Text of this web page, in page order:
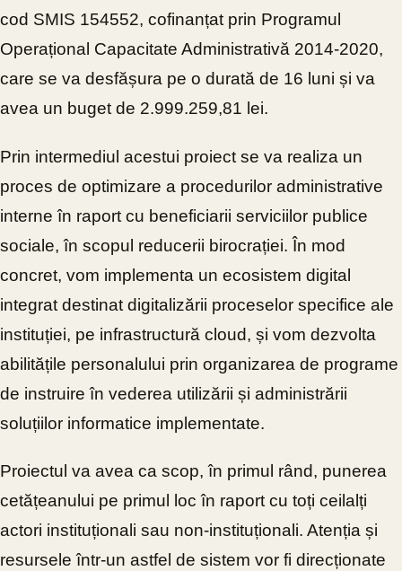
cod SMIS 154552, cofinanțat prin Programul
Operațional Capacitate Administrativă 2014-2020,
care se va desfășura pe o durată de 16 luni și va
avea un buget de 2.999.259,81 lei.
Prin intermediul acestui proiect se va realiza un
proces de optimizare a procedurilor administrative
interne în raport cu beneficiarii serviciilor publice
sociale, în scopul reducerii birocrației. În mod
concret, vom implementa un ecosistem digital
integrat destinat digitalizării proceselor specifice ale
instituției, pe infrastructură cloud, și vom dezvolta
abilitățile personalului prin organizarea de programe
de instruire în vederea utilizării și administrării
soluțiilor informatice implementate.
Proiectul va avea ca scop, în primul rând, punerea
cetățeanului pe primul loc în raport cu toți ceilalți
actori instituționali sau non-instituționali. Atenția și
resursele într-un astfel de sistem vor fi direcționate